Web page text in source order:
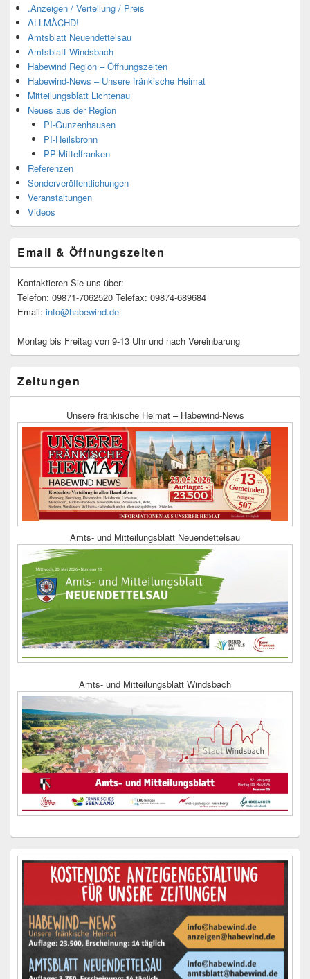
.Anzeigen / Verteilung / Preis
ALLMÄCHD!
Amtsblatt Neuendettelsau
Amtsblatt Windsbach
Habewind Region – Öffnungszeiten
Habewind-News – Unsere fränkische Heimat
Mitteilungsblatt Lichtenau
Neues aus der Region
PI-Gunzenhausen
PI-Heilsbronn
PP-Mittelfranken
Referenzen
Sonderveröffentlichungen
Veranstaltungen
Videos
Email & Öffnungszeiten
Kontaktieren Sie uns über:
Telefon: 09871-7062520 Telefax: 09874-689684
Email: info@habewind.de
Montag bis Freitag von 9-13 Uhr und nach Vereinbarung
Zeitungen
Unsere fränkische Heimat – Habewind-News
Amts- und Mitteilungsblatt Neuendettelsau
Amts- und Mitteilungsblatt Windsbach